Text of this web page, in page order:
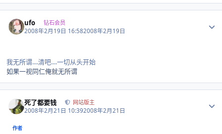
ufo 钻石会员
2008年2月19日 16:582008年2月19日
我无所谓....清吧....一切从头开始
如果一视同仁俺就无所谓
死了都要钱 网站版主
2008年2月21日 10:392008年2月21日
作者